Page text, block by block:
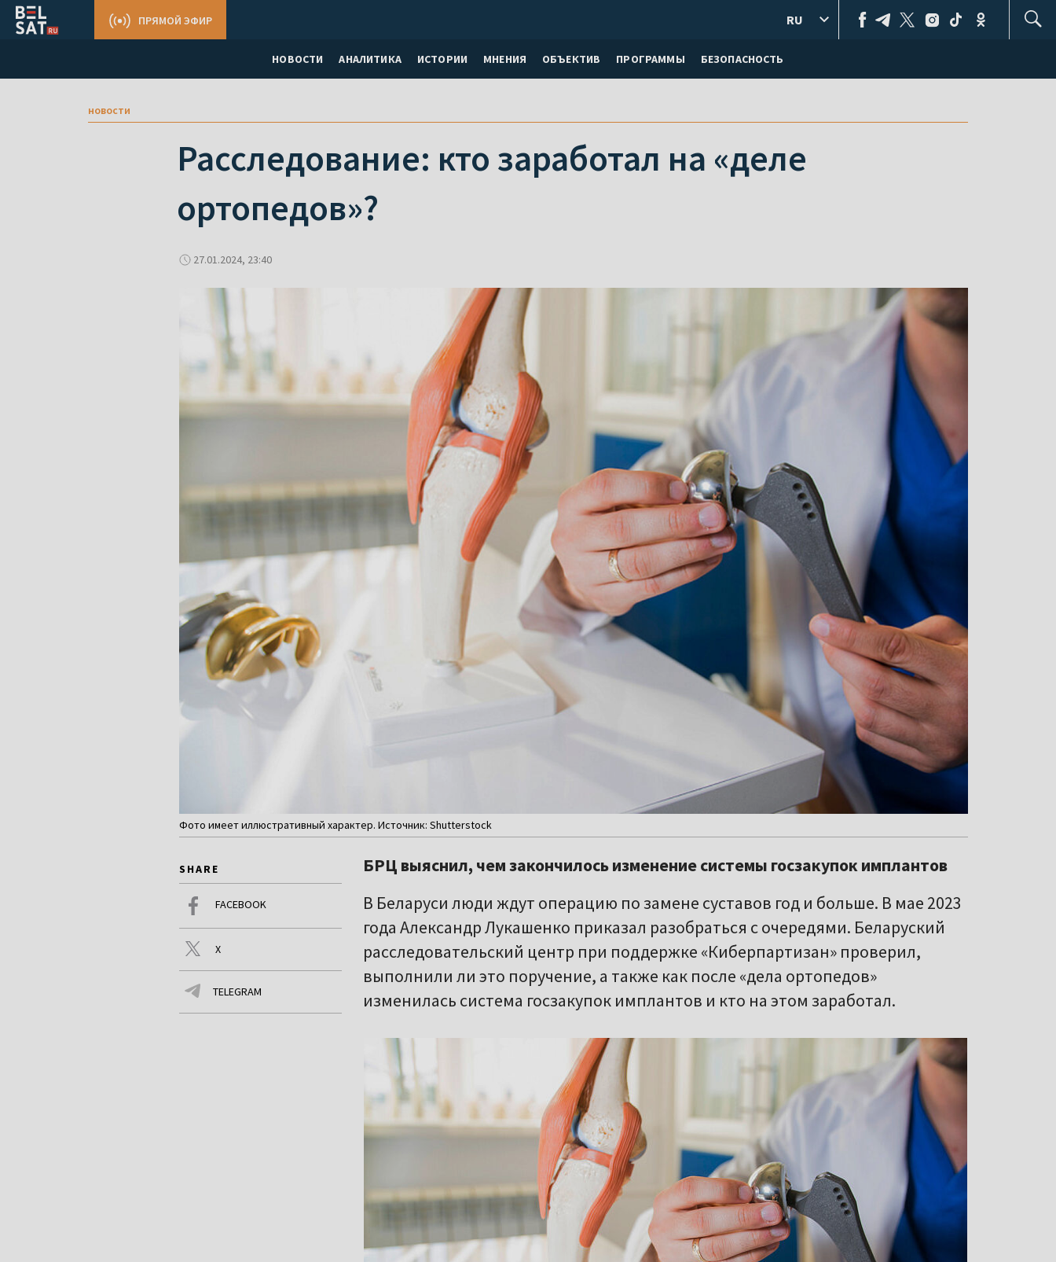
НОВОСТИ АНАЛИТИКА ИСТОРИИ МНЕНИЯ ОБЪЕКТИВ ПРОГРАММЫ БЕЗОПАСНОСТЬ
ПРЯМОЙ ЭФИР RU
новости
Расследование: кто заработал на «деле
ортопедов»?
27.01.2024, 23:40
Фото имеет иллюстративный характер. Источник: Shutterstock
SHARE
FACEBOOK
X
TELEGRAM
БРЦ выяснил, чем закончилось изменение системы госзакупок имплантов
В Беларуси люди ждут операцию по замене суставов год и больше. В мае 2023
года Александр Лукашенко приказал разобраться с очередями. Беларуский
расследовательский центр при поддержке «Киберпартизан» проверил,
выполнили ли это поручение, а также как после «дела ортопедов»
изменилась система госзакупок имплантов и кто на этом заработал.